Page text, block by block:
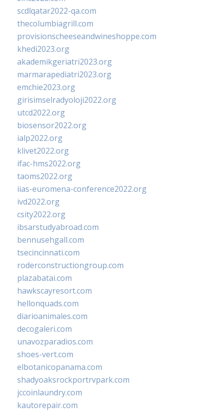
scdlqatar2022-qa.com
thecolumbiagrill.com
provisionscheeseandwineshoppe.com
khedi2023.org
akademikgeriatri2023.org
marmarapediatri2023.org
emchie2023.org
girisimselradyoloji2022.org
utcd2022.org
biosensor2022.org
ialp2022.org
klivet2022.org
ifac-hms2022.org
taoms2022.org
iias-euromena-conference2022.org
ivd2022.org
csity2022.org
ibsarstudyabroad.com
bennusehgall.com
tsecincinnati.com
roderconstructiongroup.com
plazabatai.com
hawkscayresort.com
hellonquads.com
diarioanimales.com
decogaleri.com
unavozparadios.com
shoes-vert.com
elbotanicopanama.com
shadyoaksrockportrvpark.com
jccoinlaundry.com
kautorepair.com